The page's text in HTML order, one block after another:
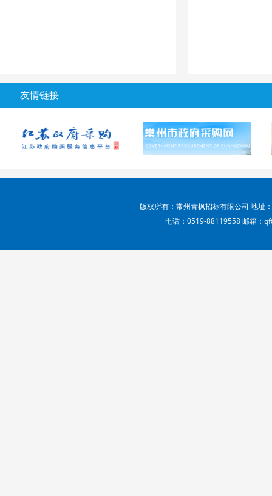
友情链接
版权所有：常州青枫招标有限公司 地址
电话：0519-88119558 邮箱：